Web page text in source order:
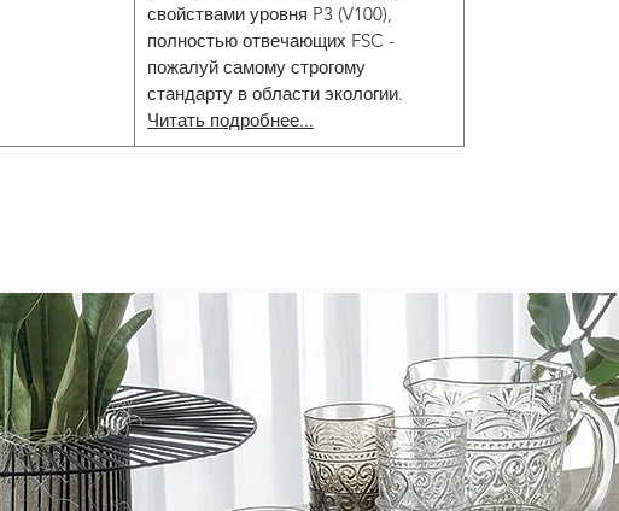
свойствами уровня P3 (V100),
полностью отвечающих FSC -
пожалуй самому строгому
стандарту в области экологии.
Читать подробнее...